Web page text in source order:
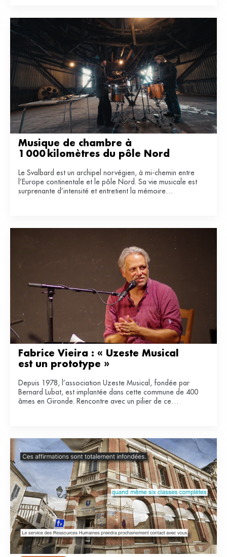
Musique de chambre à
1 000 kilomètres du pôle Nord
Le Svalbard est un archipel norvégien, à mi-chemin entre
l’Europe continentale et le pôle Nord. Sa vie musicale est
surprenante d’intensité et entretient la mémoire
Fabrice Vieira : « Uzeste Musical
est un prototype »
Depuis 1978, l’association Uzeste Musical, fondée par
Bernard Lubat, est implantée dans cette commune de 400
âmes en Gironde. Rencontre avec un pilier de ce